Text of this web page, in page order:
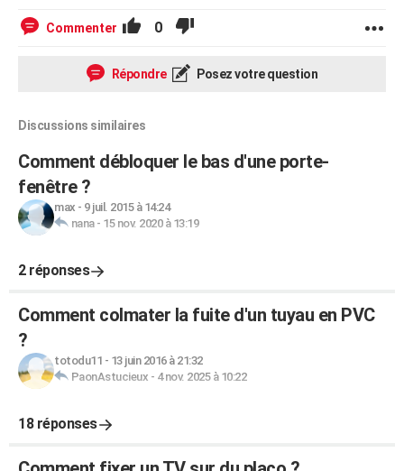
Commenter 0
Répondre Posez votre question
Discussions similaires
Comment débloquer le bas d'une porte-
fenêtre ?
max - 9 juil. 2015 à 14:24
nana- 15 nov. 2020 à 13:19
2 réponses
Comment colmater la fuite d'un tuyau en PVC
?
totodu11 - 13 juin 2016 à 21:32
PaonAstucieux - 4 nov. 2025 à 10:22
18 réponses